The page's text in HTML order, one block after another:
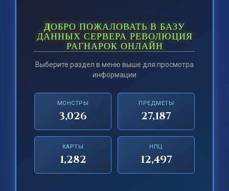
ДОБРО ПОЖАЛОВАТЬ В БАЗУ
ДАННЫХ СЕРВЕРА РЕВОЛЮЦИЯ
РАГНАРОК ОНЛАЙН
Выберите раздел в меню выше для просмотра
информации
МОНСТРЫ
3,026
ПРЕДМЕТЫ
27,187
КАРТЫ
1,282
НПЦ
12,497